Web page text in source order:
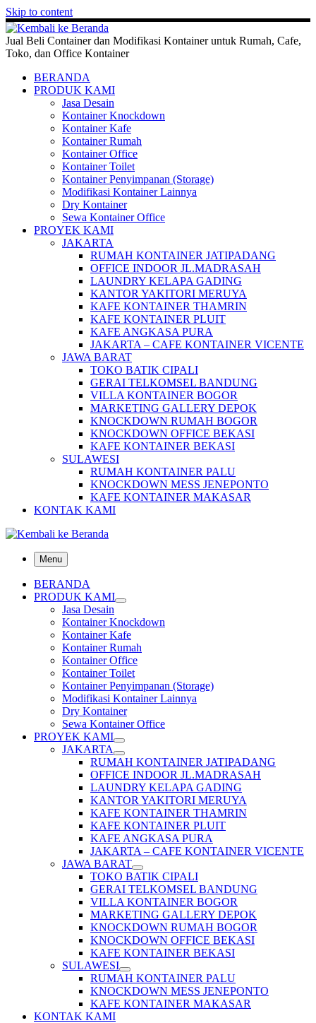
Skip to content
Jual Beli Container dan Modifikasi Kontainer untuk Rumah, Cafe,
Toko, dan Office Kontainer
BERANDA
PRODUK KAMI
Jasa Desain
Kontainer Knockdown
Kontainer Kafe
Kontainer Rumah
Kontainer Office
Kontainer Toilet
Kontainer Penyimpanan (Storage)
Modifikasi Kontainer Lainnya
Dry Kontainer
Sewa Kontainer Office
PROYEK KAMI
JAKARTA
RUMAH KONTAINER JATIPADANG
OFFICE INDOOR JL.MADRASAH
LAUNDRY KELAPA GADING
KANTOR YAKITORI MERUYA
KAFE KONTAINER THAMRIN
KAFE KONTAINER PLUIT
KAFE ANGKASA PURA
JAKARTA – CAFE KONTAINER VICENTE
JAWA BARAT
TOKO BATIK CIPALI
GERAI TELKOMSEL BANDUNG
VILLA KONTAINER BOGOR
MARKETING GALLERY DEPOK
KNOCKDOWN RUMAH BOGOR
KNOCKDOWN OFFICE BEKASI
KAFE KONTAINER BEKASI
SULAWESI
RUMAH KONTAINER PALU
KNOCKDOWN MESS JENEPONTO
KAFE KONTAINER MAKASAR
KONTAK KAMI
Menu
BERANDA
PRODUK KAMI
Jasa Desain
Kontainer Knockdown
Kontainer Kafe
Kontainer Rumah
Kontainer Office
Kontainer Toilet
Kontainer Penyimpanan (Storage)
Modifikasi Kontainer Lainnya
Dry Kontainer
Sewa Kontainer Office
PROYEK KAMI
JAKARTA
RUMAH KONTAINER JATIPADANG
OFFICE INDOOR JL.MADRASAH
LAUNDRY KELAPA GADING
KANTOR YAKITORI MERUYA
KAFE KONTAINER THAMRIN
KAFE KONTAINER PLUIT
KAFE ANGKASA PURA
JAKARTA – CAFE KONTAINER VICENTE
JAWA BARAT
TOKO BATIK CIPALI
GERAI TELKOMSEL BANDUNG
VILLA KONTAINER BOGOR
MARKETING GALLERY DEPOK
KNOCKDOWN RUMAH BOGOR
KNOCKDOWN OFFICE BEKASI
KAFE KONTAINER BEKASI
SULAWESI
RUMAH KONTAINER PALU
KNOCKDOWN MESS JENEPONTO
KAFE KONTAINER MAKASAR
KONTAK KAMI